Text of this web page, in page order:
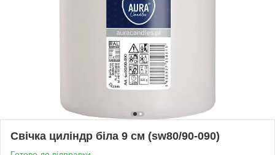
Свічка циліндр біла 9 см (sw80/90-090)